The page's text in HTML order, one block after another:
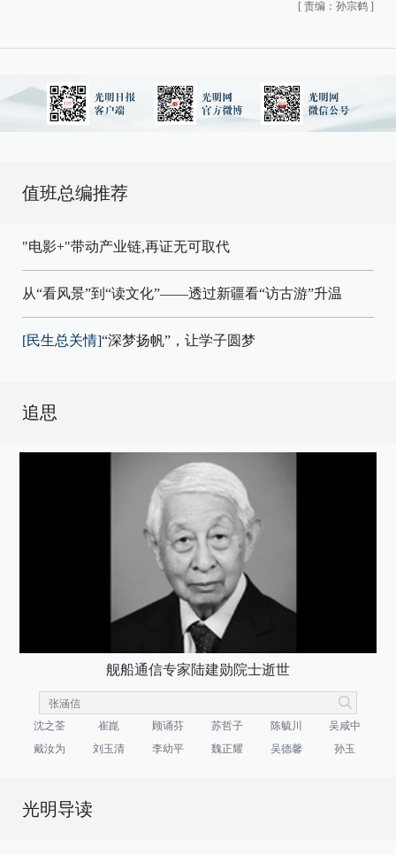
[ 责编：孙宗鹤 ]
值班总编推荐
"电影+"带动产业链,再证无可取代
从“看风景”到“读文化”——透过新疆看“访古游”升温
[民生总关情]“深梦扬帆”，让学子圆梦
追思
舰船通信专家陆建勋院士逝世
沈之荃 崔崑 顾诵芬 苏哲子 陈毓川
吴咸中
戴汝为
刘玉清 李幼平 魏正耀 吴德馨 孙玉
光明导读